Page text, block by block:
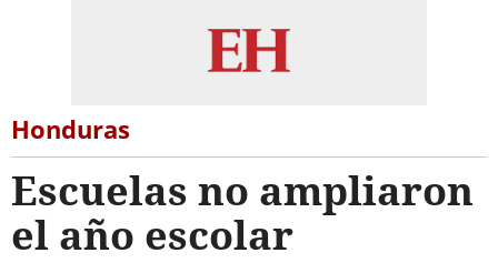
Honduras
Escuelas no ampliaron
el año escolar